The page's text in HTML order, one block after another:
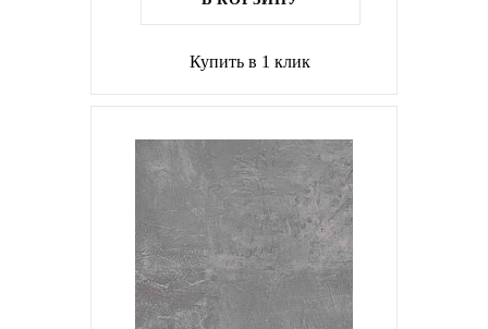
Купить в 1 клик